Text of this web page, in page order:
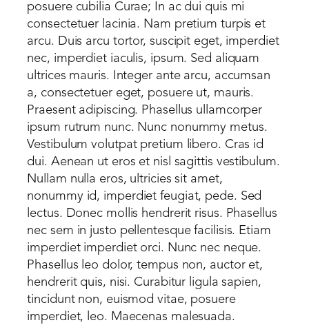
posuere cubilia Curae; In ac dui quis mi
consectetuer lacinia. Nam pretium turpis et
arcu. Duis arcu tortor, suscipit eget, imperdiet
nec, imperdiet iaculis, ipsum. Sed aliquam
ultrices mauris. Integer ante arcu, accumsan
a, consectetuer eget, posuere ut, mauris.
Praesent adipiscing. Phasellus ullamcorper
ipsum rutrum nunc. Nunc nonummy metus.
Vestibulum volutpat pretium libero. Cras id
dui. Aenean ut eros et nisl sagittis vestibulum.
Nullam nulla eros, ultricies sit amet,
nonummy id, imperdiet feugiat, pede. Sed
lectus. Donec mollis hendrerit risus. Phasellus
nec sem in justo pellentesque facilisis. Etiam
imperdiet imperdiet orci. Nunc nec neque.
Phasellus leo dolor, tempus non, auctor et,
hendrerit quis, nisi. Curabitur ligula sapien,
tincidunt non, euismod vitae, posuere
imperdiet, leo. Maecenas malesuada.